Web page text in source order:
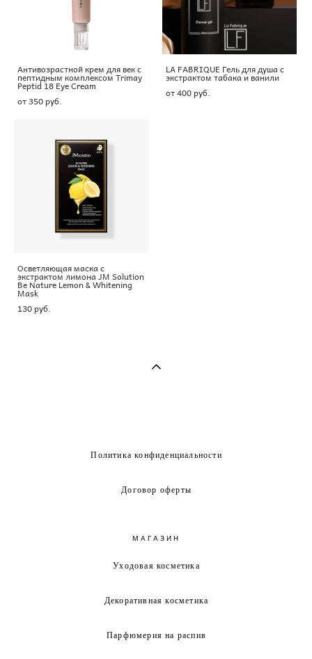
Антивозрастной крем для век с
пептидным комплексом Trimay
Peptid 18 Eye Cream
от 350 pуб.
LA FABRIQUE Гель для душа с
экстрактом табака и ванили
от 400 pуб.
Осветляющая маска с
экстрактом лимона JM Solution
Be Nature Lemon & Whitening
Mask
130 pуб.
Политика конфиденциальности
Договор оферты
МАГАЗИН
Уходовая косметика
Декоративная косметика
Парфюмерия на распив